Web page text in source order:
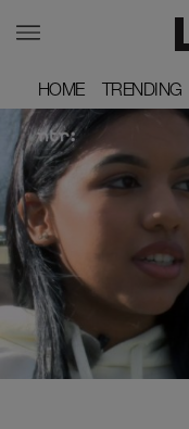
HOME
HOME TRENDING
TRENDING